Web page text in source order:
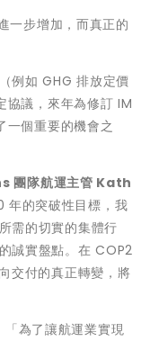
一步增加，而真正的
例如 GHG 排放定價
議，來年為修訂 IM
個重要的機會之
團隊航運主管 Kath
年的突破性目標，我
需的切實的集體行
誠實盤點。在COP2
交付的真正轉變，將
「為了讓航運業實現